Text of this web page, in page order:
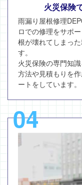
火災保険
雨漏り屋根修理
ロでの修理をサポ
根が壊れてしまっ
す。
火災保険の専門知
方法や見積もりを
ートをしています。
04